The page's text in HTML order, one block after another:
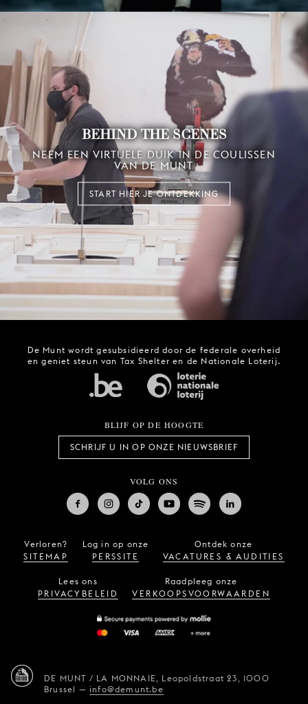
BEHIND THE SCENES
NEEM EEN VIRTUELE DUIK IN DE COULISSEN
VAN DE MUNT
START HIER JE ONTDEKKING
De Munt wordt gesubsidieerd door de federale overheid
en geniet steun van Tax Shelter en de Nationale Loterij.
BLIJF OP DE HOOGTE
SCHRIJF U IN OP ONZE NIEUWSBRIEF
VOLG ONS
Verloren?
SITEMAP
Log in op onze
PERSSITE
Ontdek onze
VACATURES & AUDITIES
Lees ons
PRIVACYBELEID
Raadpleeg onze
VERKOOPSVOORWAARDEN
DE MUNT / LA MONNAIE, Leopoldstraat 23, 1000
Brussel —info@demunt.be